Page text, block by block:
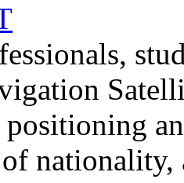
nationality,